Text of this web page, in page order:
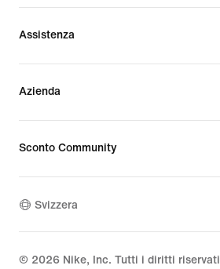
Assistenza
Azienda
Sconto Community
Svizzera
© 2026 Nike, Inc. Tutti i diritti riservati